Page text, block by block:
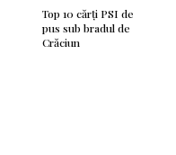
Top 10 cărți PSI de
pus sub bradul de
Crăciun